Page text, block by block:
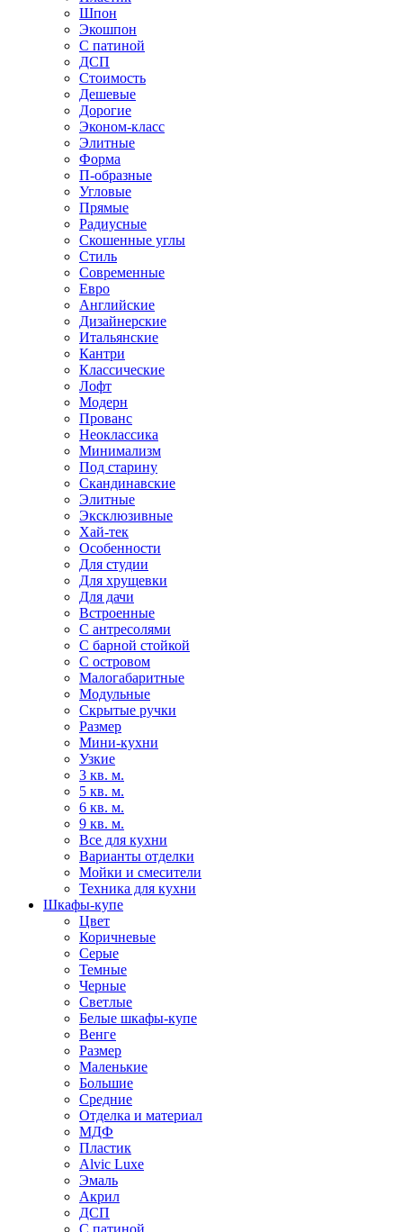
Шпон
Экошпон
С патиной
ДСП
Стоимость
Дешевые
Дорогие
Эконом-класс
Элитные
Форма
П-образные
Угловые
Прямые
Радиусные
Скошенные углы
Стиль
Современные
Евро
Английские
Дизайнерские
Итальянские
Кантри
Классические
Лофт
Модерн
Прованс
Неоклассика
Минимализм
Под старину
Скандинавские
Элитные
Эксклюзивные
Хай-тек
Особенности
Для студии
Для хрущевки
Для дачи
Встроенные
С антресолями
С барной стойкой
С островом
Малогабаритные
Модульные
Скрытые ручки
Размер
Мини-кухни
Узкие
3 кв. м.
5 кв. м.
6 кв. м.
9 кв. м.
Все для кухни
Варианты отделки
Мойки и смесители
Техника для кухни
Шкафы-купе
Цвет
Коричневые
Серые
Темные
Черные
Светлые
Белые шкафы-купе
Венге
Размер
Маленькие
Большие
Средние
Отделка и материал
МДФ
Пластик
Alvic Luxe
Эмаль
Акрил
ДСП
С патиной